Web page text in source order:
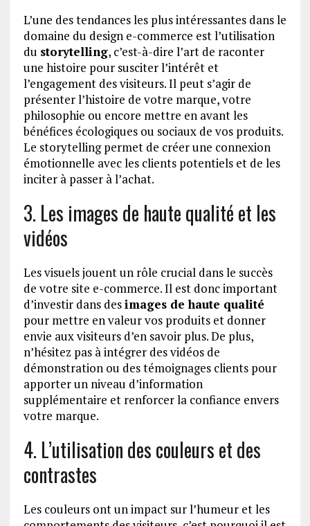
L’une des tendances les plus intéressantes dans le
domaine du design e-commerce est l’utilisation
du storytelling, c’est-à-dire l’art de raconter
une histoire pour susciter l’intérêt et
l’engagement des visiteurs. Il peut s’agir de
présenter l’histoire de votre marque, votre
philosophie ou encore mettre en avant les
bénéfices écologiques ou sociaux de vos produits.
Le storytelling permet de créer une connexion
émotionnelle avec les clients potentiels et de les
inciter à passer à l’achat.
3. Les images de haute qualité et les
vidéos
Les visuels jouent un rôle crucial dans le succès
de votre site e-commerce. Il est donc important
d’investir dans desimages de haute qualité
pour mettre en valeur vos produits et donner
envie aux visiteurs d’en savoir plus. De plus,
n’hésitez pas à intégrer des vidéos de
démonstration ou des témoignages clients pour
apporter un niveau d’information
supplémentaire et renforcer la confiance envers
votre marque.
4. L’utilisation des couleurs et des
contrastes
Les couleurs ont un impact sur l’humeur et les